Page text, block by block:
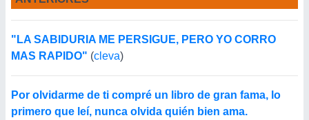
"LA SABIDURIA ME PERSIGUE, PERO YO CORRO
MAS RAPIDO" (cleva)
Por olvidarme de ti compré un libro de gran fama, lo
primero que leí, nunca olvida quién bien ama.